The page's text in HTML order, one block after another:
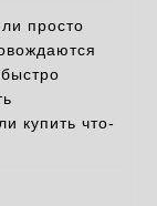
просто
купить что-